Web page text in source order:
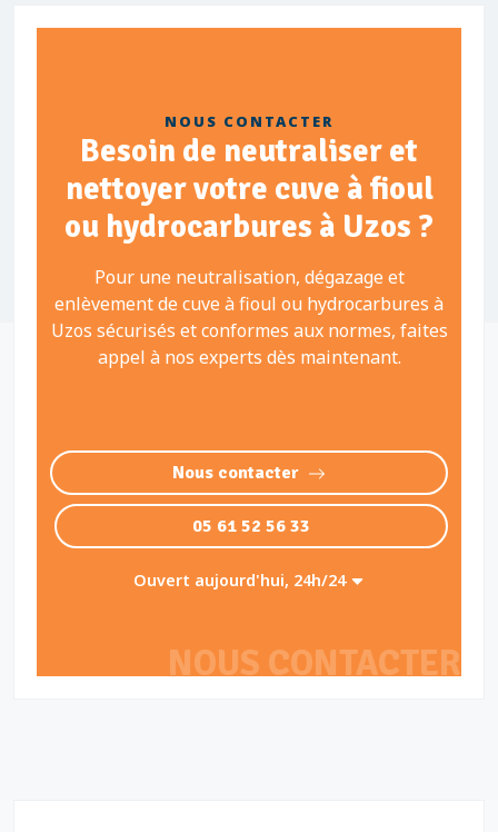
NOUS CONTACTER
NOUS CONTACTER
Besoin de neutraliser et
nettoyer votre cuve à fioul
ou hydrocarbures à Uzos ?
Pour une neutralisation, dégazage et
enlèvement de cuve à fioul ou hydrocarbures à
Uzos sécurisés et conformes aux normes, faites
appel à nos experts dès maintenant.
Nous contacter
05 61 52 56 33
Ouvert aujourd'hui, 24h/24